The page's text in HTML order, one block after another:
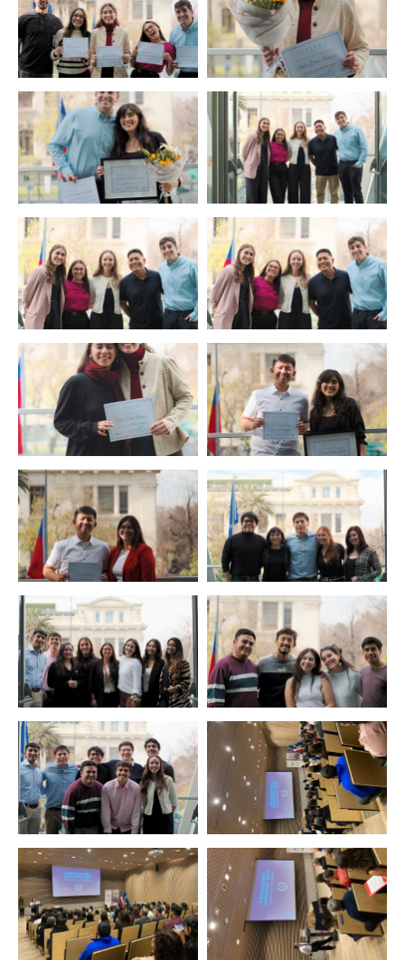
Zoom Zoom
Zoom Zoom
Zoom Zoom
Zoom Zoom
Zoom Zoom
Zoom Zoom
Zoom Zoom